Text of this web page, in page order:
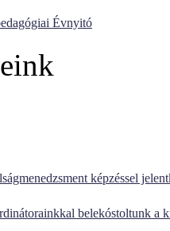
Évnyitó
képzéssel
belekóstoltunk a